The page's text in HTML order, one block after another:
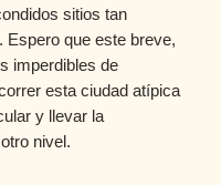
sitios tan
que este breve,
imperdibles de
esta ciudad atípica
y llevar la
nivel.